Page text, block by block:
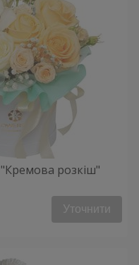
"Кремова розкіш"
Уточнити